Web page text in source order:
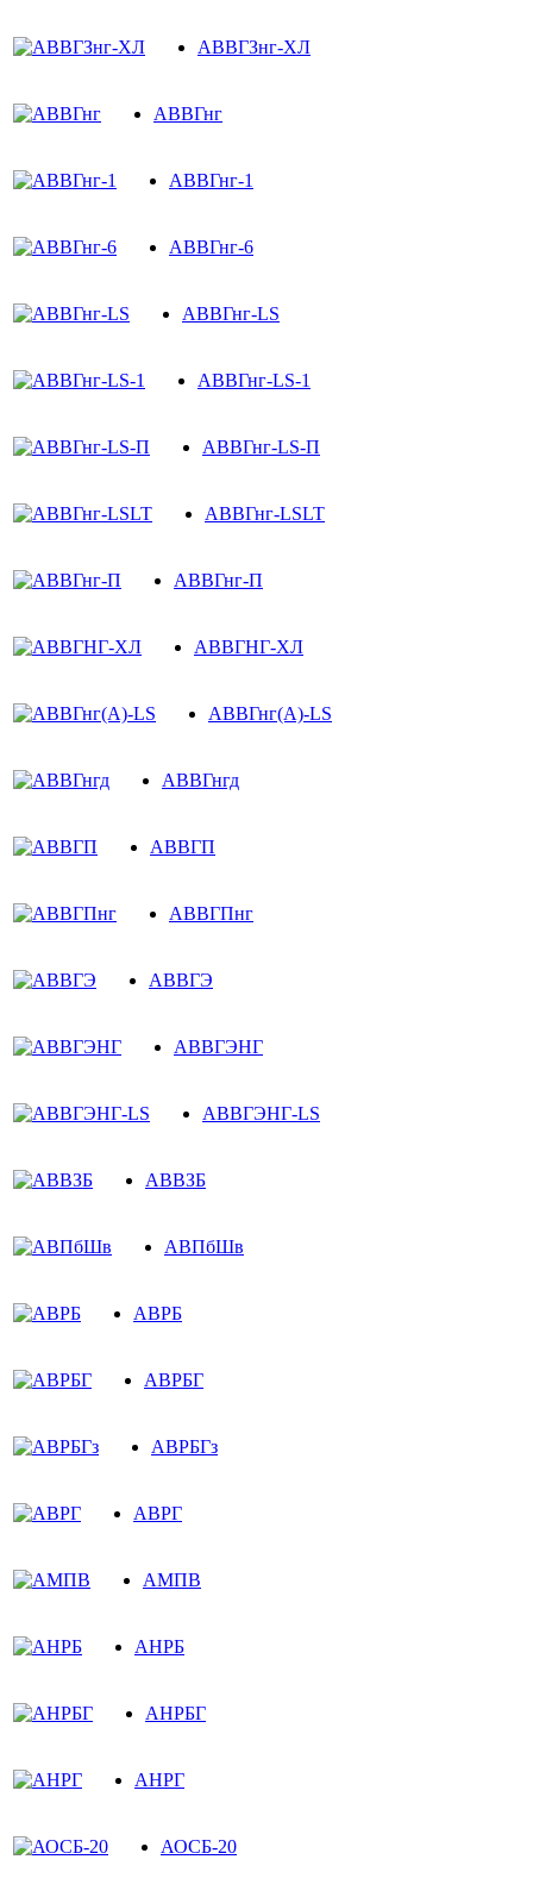
АВВГЗнг-ХЛ
АВВГнг
АВВГнг-1
АВВГнг-6
АВВГнг-LS
АВВГнг-LS-1
АВВГнг-LS-П
АВВГнг-LSLT
АВВГнг-П
АВВГНГ-ХЛ
АВВГнг(A)-LS
АВВГнгд
АВВГП
АВВГПнг
АВВГЭ
АВВГЭНГ
АВВГЭНГ-LS
АВВЗБ
АВПбШв
АВРБ
АВРБГ
АВРБГз
АВРГ
АМПВ
АНРБ
АНРБГ
АНРГ
АОСБ-20